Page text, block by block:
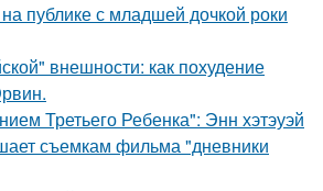
публике с младшей дочкой роки
внешности: как похудение
Третьего Ребенка": Энн хэтэуэй
съемкам фильма "дневники